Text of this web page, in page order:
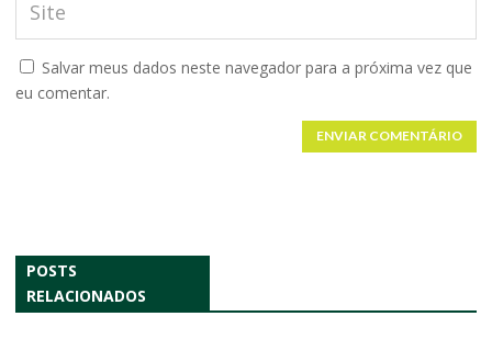
Salvar meus dados neste navegador para a próxima vez que
eu comentar.
ENVIAR COMENTÁRIO
POSTS
RELACIONADOS